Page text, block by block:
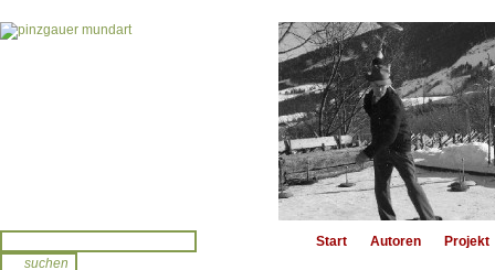
Start Autoren Projekt